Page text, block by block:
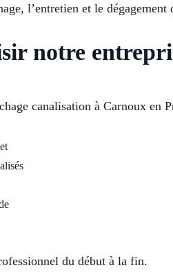
l’entretien et le
notre
canalisation à Carnoux en
du début à la fin.